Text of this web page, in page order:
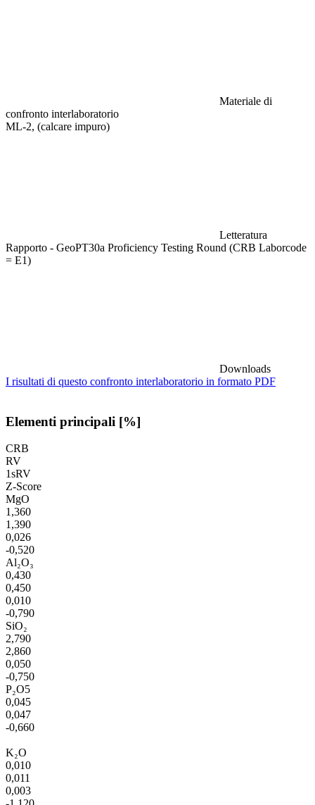
Materiale di
confronto interlaboratorio
ML-2, (calcare impuro)
Letteratura
Rapporto - GeoPT30a Proficiency Testing Round (CRB Laborcode
= E1)
Downloads
I risultati di questo confronto interlaboratorio in formato PDF
Elementi principali [%]
CRB
RV
1sRV
Z-Score
MgO
1,360
1,390
0,026
-0,520
Al₂O₃
0,430
0,450
0,010
-0,790
SiO₂
2,790
2,860
0,050
-0,750
P₂O5
0,045
0,047
-0,660
K₂O
0,010
0,011
0,003